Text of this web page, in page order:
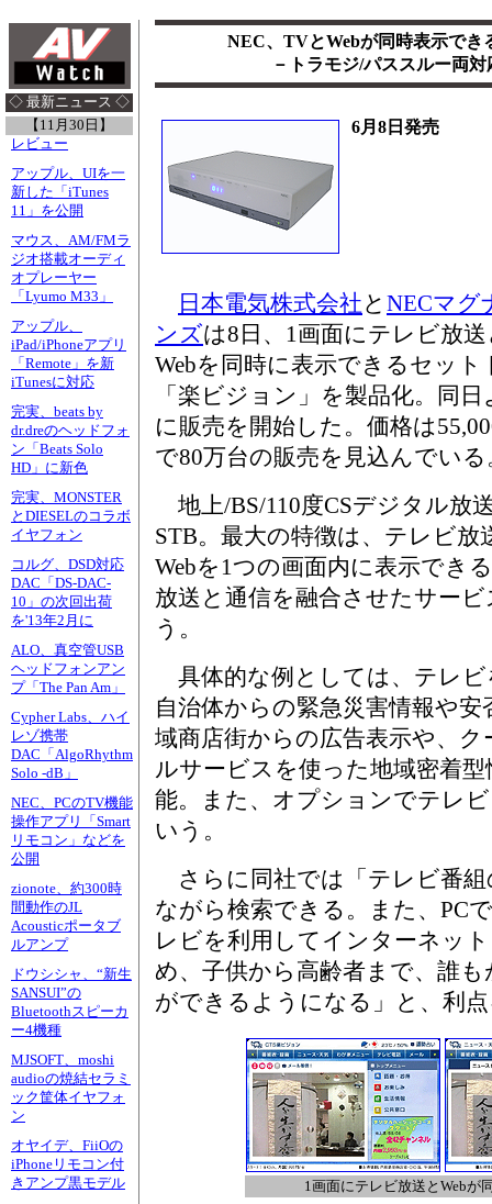
◇ 最新ニュース ◇
【11月30日】
レビュー
アップル、UIを一
新した「iTunes
11」を公開
マウス、AM/FMラ
ジオ搭載オーディ
オプレーヤー
「Lyumo M33」
アップル、
iPad/iPhoneアプリ
「Remote」を新
iTunesに対応
完実、beats by
dr.dreのヘッドフォ
ン「Beats Solo
HD」に新色
完実、MONSTER
とDIESELのコラボ
イヤフォン
コルグ、DSD対応
DAC「DS-DAC-
10」の次回出荷
を'13年2月に
ALO、真空管USB
ヘッドフォンアン
プ「The Pan Am」
Cypher Labs、ハイ
レゾ携帯
DAC「AlgoRhythm
Solo -dB」
NEC、PCのTV機能
操作アプリ「Smart
リモコン」などを
公開
zionote、約300時
間動作のJL
Acousticポータブ
ルアンプ
ドウシシャ、“新生
SANSUI”の
Bluetoothスピーカ
ー4機種
MJSOFT、moshi
audioの焼結セラミ
ック筐体イヤフォ
ン
オヤイデ、FiiOの
iPhoneリモコン付
きアンプ黒モデル
NEC、TVとWebが同時表示でき
－トラモジ/パススルー両
6月8日発売
日本電気株式会社と NECマグ
ンズは8日、1画面にテレビ放
Webを同時に表示できるセッ
「楽ビジョン」を製品化。同
に販売を開始した。価格は
で80万台の販売を見込んでいる
地上/BS/110度CSデジタル放
STB。最大の特徴は、テレビ
Webを1つの画面内に表示でき
放送と通信を融合させたサー
う。
具体的な例としては、テレビ
自治体からの緊急災害情報や
域商店街からの広告表示や、
ルサービスを使った地域密着
能。また、オプションでテレ
いう。
さらに同社では「テレビ番組
ながら検索できる。また、PC
レビを利用してインターネッ
め、子供から高齢者まで、誰
ができるようになる」と、利
1画面にテレビ放送とWebが